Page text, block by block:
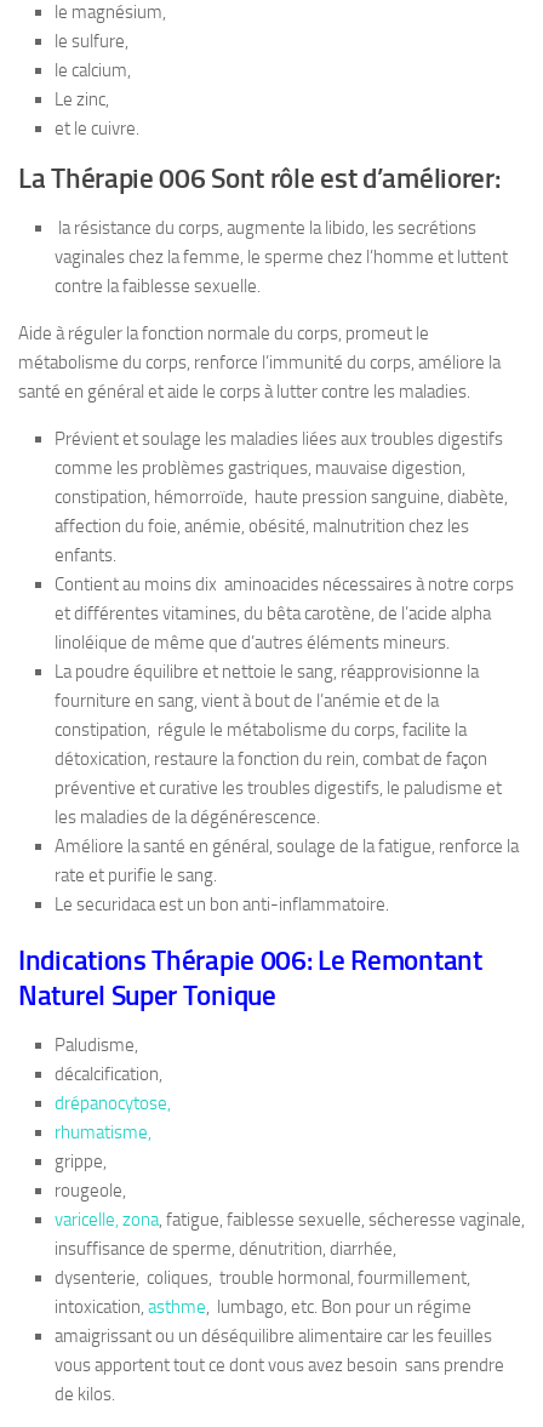
le magnésium,
le sulfure,
le calcium,
Le zinc,
et le cuivre.
La Thérapie 006 Sont rôle est d’améliorer:
la résistance du corps, augmente la libido, les secrétions
vaginales chez la femme, le sperme chez l’homme et luttent
contre la faiblesse sexuelle.
Aide à réguler la fonction normale du corps, promeut le
métabolisme du corps, renforce l’immunité du corps, améliore la
santé en général et aide le corps à lutter contre les maladies.
Prévient et soulage les maladies liées aux troubles digestifs
comme les problèmes gastriques, mauvaise digestion,
constipation, hémorroïde, haute pression sanguine, diabète,
affection du foie, anémie, obésité, malnutrition chez les
enfants.
Contient au moins dix aminoacides nécessaires à notre corps
et différentes vitamines, du bêta carotène, de l’acide alpha
linoléique de même que d’autres éléments mineurs.
La poudre équilibre et nettoie le sang, réapprovisionne la
fourniture en sang, vient à bout de l’anémie et de la
constipation, régule le métabolisme du corps, facilite la
détoxication, restaure la fonction du rein, combat de façon
préventive et curative les troubles digestifs, le paludisme et
les maladies de la dégénérescence.
Améliore la santé en général, soulage de la fatigue, renforce la
rate et purifie le sang.
Le securidaca est un bon anti-inflammatoire.
Indications Thérapie 006: Le Remontant
Naturel Super Tonique
Paludisme,
décalcification,
drépanocytose,
rhumatisme,
grippe,
rougeole,
varicelle, zona, fatigue, faiblesse sexuelle, sécheresse vaginale,
insuffisance de sperme, dénutrition, diarrhée,
dysenterie, coliques, trouble hormonal, fourmillement,
intoxication, asthme, lumbago, etc. Bon pour un régime
amaigrissant ou un déséquilibre alimentaire car les feuilles
vous apportent tout ce dont vous avez besoin sans prendre
de kilos.